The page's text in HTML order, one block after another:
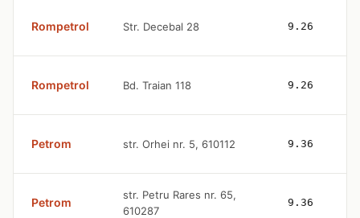
Rompetrol Str. Decebal 28 9.26
Rompetrol Bd. Traian 118 9.26
Petrom str. Orhei nr. 5, 610112 9.36
Petrom
str. Petru Rares nr. 65,
610287
9.36